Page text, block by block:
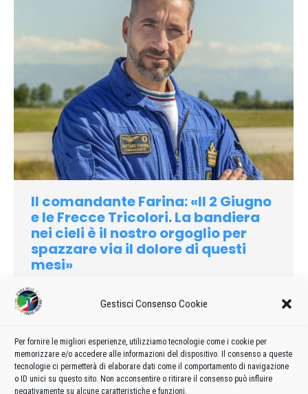
Gestisci Consenso Cookie
Per fornire le migliori esperienze, utilizziamo tecnologie come i cookie per
memorizzare e/o accedere alle informazioni del dispositivo. Il consenso a queste
tecnologie ci permetterà di elaborare dati come il comportamento di navigazione
o ID unici su questo sito. Non acconsentire o ritirare il consenso può influire
negativamente su alcune caratteristiche e funzioni.
Il comandante Farina: «Il 2 Giugno
e le Frecce Tricolori. La bandiera
nei cieli è il nostro orgoglio per
spazzare via il dolore di questi
mesi»
2020
Pittori dell’aria, scultori di emozioni in cielo. Decollano,
sguardi rapiti, il disegno che ognuno vorrebbe per sé sulla
volta celeste, alla velocità delle emozioni, e solo a quella.
Salgono, scendono, si incrociano.